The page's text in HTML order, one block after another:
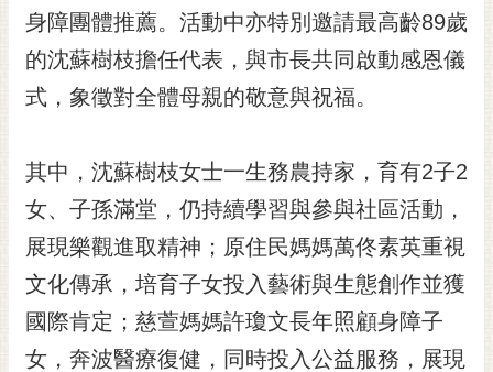
閱
電
子
報
民
信
箱
English
日
本
身障團體推薦。活動中亦特別邀請最高齡89歲
的沈蘇樹枝擔任代表，與市長共同啟動感恩儀
式，象徵對全體母親的敬意與祝福。
其中，沈蘇樹枝女士一生務農持家，育有2子2
女、子孫滿堂，仍持續學習與參與社區活動，
展現樂觀進取精神；原住民媽媽萬佟素英重視
文化傳承，培育子女投入藝術與生態創作並獲
國際肯定；慈萱媽媽許瓊文長年照顧身障子
女，奔波醫療復健，同時投入公益服務，展現